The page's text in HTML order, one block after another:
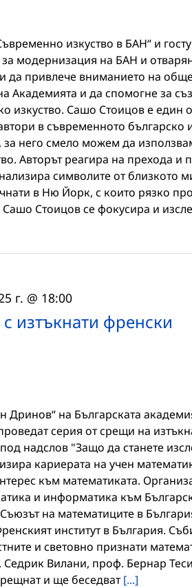
изкуство в БАН“ и
за модернизация на БАН и
да привлече вниманието на
Академията и да спомогне за
изкуство. Сашо Стоицов е един
в съвременното българско
за него смело можем да
Авторът реагира на прехода и
символите от близкото
в Ню Йорк, с които рязко
Сашо Стоицов се фокусира и
изтъкнати френски
г. @ 18:00
Дринов“ на Българската
серия от срещи на
надслов "Защо да станете
кариерата на учен
към математиката.
и информатика към
на математиците в
институт в България.
и световно признати
Седрик Вилани, проф. Бернар
и ще беседват[...]